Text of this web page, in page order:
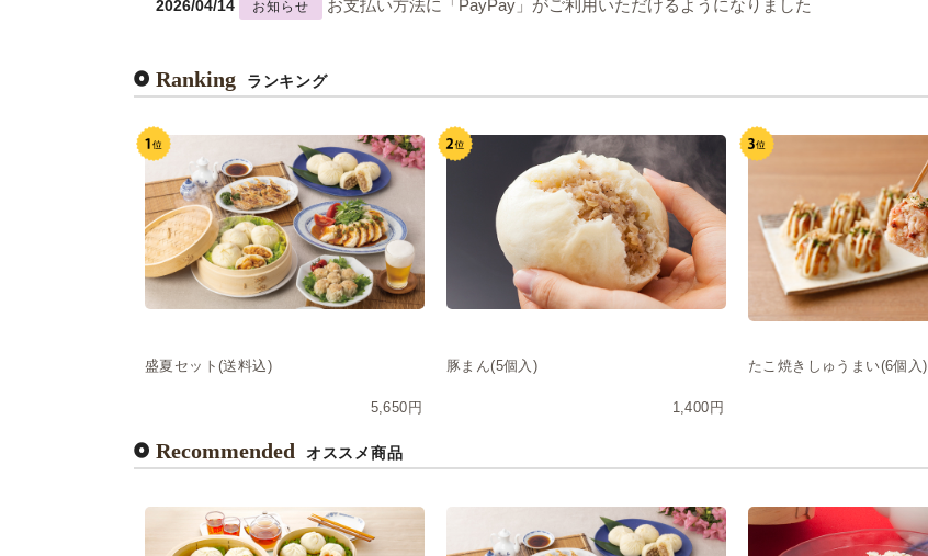
2026/04/14 お知らせ お支払い方法に「PayPay」がご利用いただけるようになりました
Ranking ランキング
盛夏セット(送料込)
5,650円
豚まん(5個入)
1,400円
たこ焼きしゅうまい(6個入)
Recommended オススメ商品